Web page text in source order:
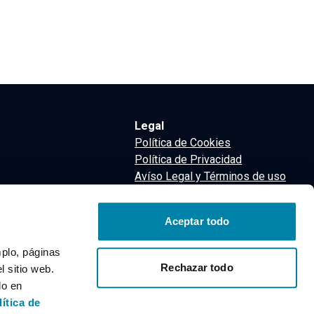
páginas
sitio web.
en
de
Aceptar todo
Rechazar todo
Legal
Política de Cookies
Política de Privacidad
Avíso Legal y Términos de uso